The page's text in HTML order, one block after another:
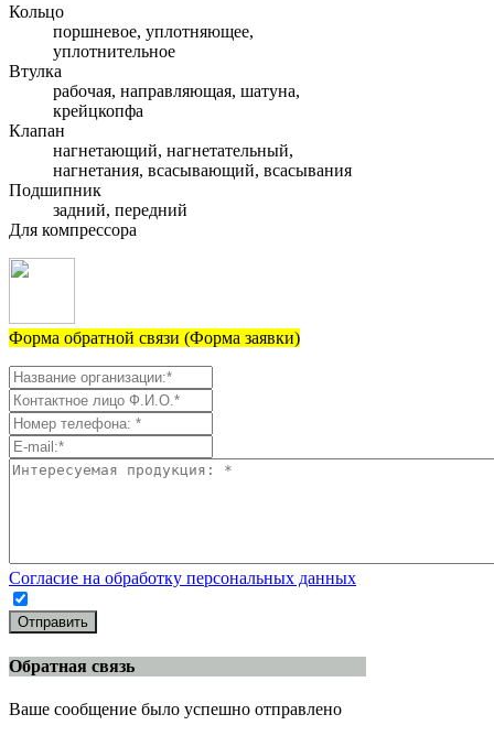
Кольцо
поршневое, уплотняющее,
уплотнительное
Втулка
рабочая, направляющая, шатуна,
крейцкопфа
Клапан
нагнетающий, нагнетательный,
нагнетания, всасывающий, всасывания
Подшипник
задний, передний
Для компрессора
Форма обратной связи (Форма заявки)
Согласие на обработку персональных данных
Отправить
Обратная связь
Ваше сообщение было успешно отправлено